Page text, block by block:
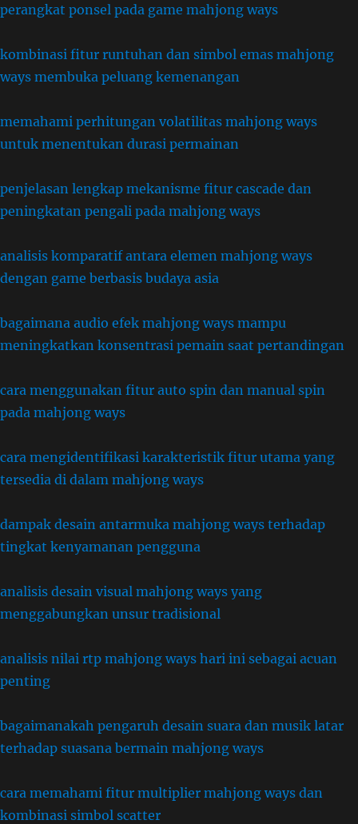
perangkat ponsel pada game mahjong ways
kombinasi fitur runtuhan dan simbol emas mahjong
ways membuka peluang kemenangan
memahami perhitungan volatilitas mahjong ways
untuk menentukan durasi permainan
penjelasan lengkap mekanisme fitur cascade dan
peningkatan pengali pada mahjong ways
analisis komparatif antara elemen mahjong ways
dengan game berbasis budaya asia
bagaimana audio efek mahjong ways mampu
meningkatkan konsentrasi pemain saat pertandingan
cara menggunakan fitur auto spin dan manual spin
pada mahjong ways
cara mengidentifikasi karakteristik fitur utama yang
tersedia di dalam mahjong ways
dampak desain antarmuka mahjong ways terhadap
tingkat kenyamanan pengguna
analisis desain visual mahjong ways yang
menggabungkan unsur tradisional
analisis nilai rtp mahjong ways hari ini sebagai acuan
penting
bagaimanakah pengaruh desain suara dan musik latar
terhadap suasana bermain mahjong ways
cara memahami fitur multiplier mahjong ways dan
kombinasi simbol scatter